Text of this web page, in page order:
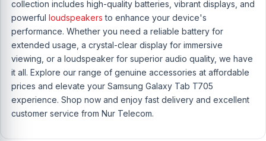
collection includes high-quality batteries, vibrant displays, and
powerful loudspeakers to enhance your device's
performance. Whether you need a reliable battery for
extended usage, a crystal-clear display for immersive
viewing, or a loudspeaker for superior audio quality, we have
it all. Explore our range of genuine accessories at affordable
prices and elevate your Samsung Galaxy Tab T705
experience. Shop now and enjoy fast delivery and excellent
customer service from Nur Telecom.